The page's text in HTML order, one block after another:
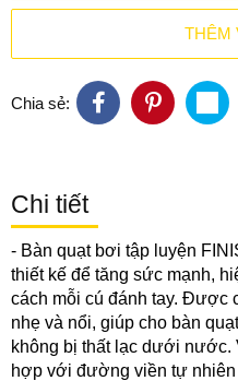
THÊM
Chia sẻ:
Chi tiết
- Bàn quạt bơi tập luyện
thiết kế để tăng sức mạnh,
cách mỗi cú đánh tay. Được
nhẹ và nổi, giúp cho bàn
không bị thất lạc dưới nước.
hợp với đường viền tự